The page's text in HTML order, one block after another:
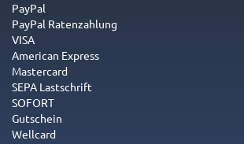
PayPal
PayPal Ratenzahlung
VISA
American Express
Mastercard
SEPA Lastschrift
SOFORT
Gutschein
Wellcard